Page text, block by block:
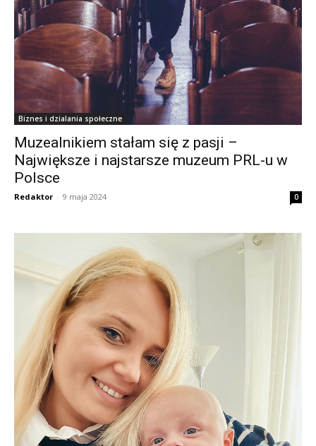
Biznes i dzialania społeczne
Muzealnikiem stałam się z pasji –
Największe i najstarsze muzeum PRL-u w
Polsce
Redaktor - 9 maja 2024 0